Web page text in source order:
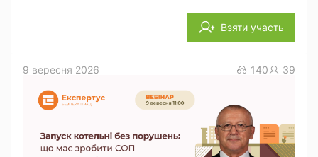
Взяти участь
9 вересня 2026 140 39